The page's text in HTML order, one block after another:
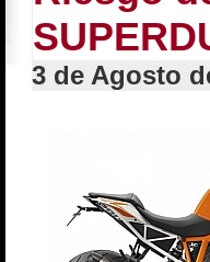
3 de Agosto